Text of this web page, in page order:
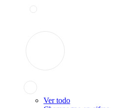
Ver todo